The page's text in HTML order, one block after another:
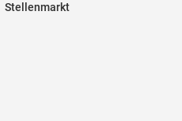
Stellenmarkt